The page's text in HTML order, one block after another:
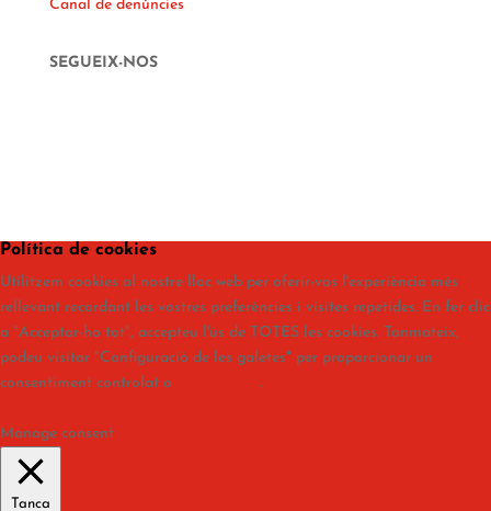
Canal de denúncies
SEGUEIX-NOS
Política de cookies
Utilitzem cookies al nostre lloc web per oferir-vos l'experiència més
rellevant recordant les vostres preferències i visites repetides. En fer clic
a "Acceptar-ho tot", accepteu l'ús de TOTES les cookies. Tanmateix,
podeu visitar "Configuració de les galetes" per proporcionar un
consentiment controlat o
.
Manage consent
Tanca